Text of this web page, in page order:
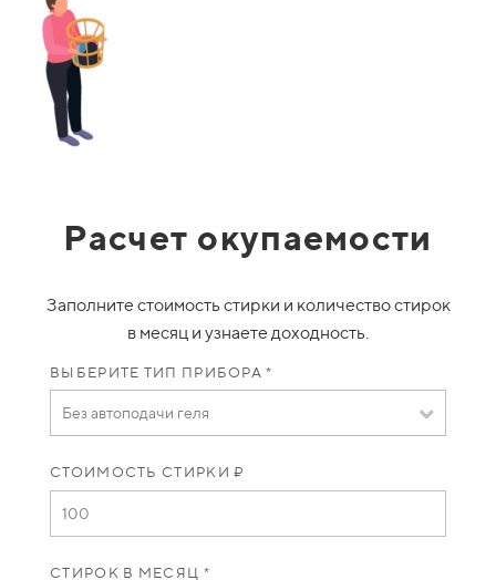
Расчет окупаемости
Заполните стоимость стирки и количество стирок
в месяц и узнаете доходность.
ВЫБЕРИТЕ ТИП ПРИБОРА *
Без автоподачи геля
СТОИМОСТЬ СТИРКИ ₽
СТИРОК В МЕСЯЦ *